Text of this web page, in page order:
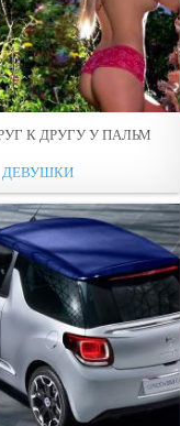
К ДРУГУ У ПАЛЬМ
ДЕВУШКИ